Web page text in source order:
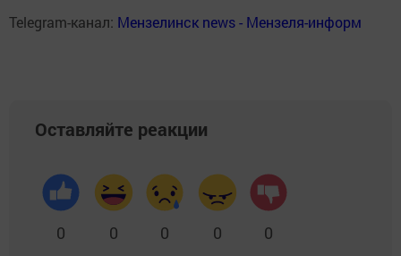
Telegram-канал: Мензелинск news - Мензеля-информ
Оставляйте реакции
0 0 0 0 0